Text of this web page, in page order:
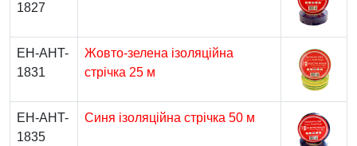
1827
EH-AHT-
1831
Жовто-зелена ізоляційна
стрічка 25 м
EH-AHT-
1835
Синя ізоляційна стрічка 50 м